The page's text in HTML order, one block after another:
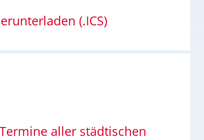
(.ICS)
aller städtischen